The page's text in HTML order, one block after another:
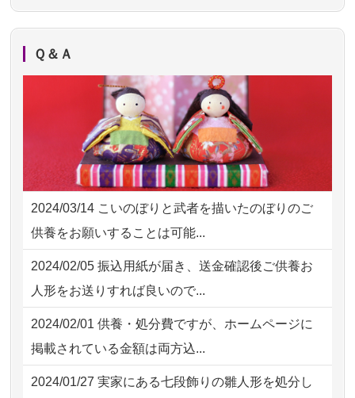
2026/08/02 10:39 神奈川の方からお申込み
2026/08/02 09:15
2026/08/02 06:46 相模原の方からお申込み
2026/08/01 19:28 東京都の方からお申込み
2026/08/01 17:10 東京都の方からお申込み
2026/08/01 11:07 さいたの方からお申込み
2026/07/31 17:28 栃木県の方からお申込み
2026/07/31 12:32 東京都の方からお申込み
えるのですが、...
NEW
お人形の仕分けなども丁寧に行う
様子から、大切...
2026/07/25供養の内容（料金や送り方等）がとて
も丁寧に説...
2026/07/18 つい先日も利用させていただきまし
た。 手続...
2026/07/18 大切にしていたお人形をきちんと供養
してくださ...
2026/07/15 子供の頃から可愛がってきた七段飾り
の雛人形で...
2026/07/15 お客様の声を読み、丁寧に供養してい
Ｑ＆Ａ
2024/03/14 こいのぼりと武者を描いたのぼりのご
供養をお願いすることは可能...
2024/02/05 振込用紙が届き、送金確認後ご供養お
人形をお送りすれば良いので...
2024/02/01 供養・処分費ですが、ホームページに
掲載されている金額は両方込...
2024/01/27 実家にある七段飾りの雛人形を処分し